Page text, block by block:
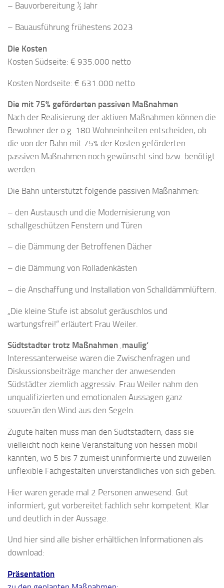
– Bauvorbereitung ½ Jahr
– Bauausführung frühestens 2023
Die Kosten
Kosten Südseite: € 935.000 netto
Kosten Nordseite: € 631.000 netto
Die mit 75% geförderten passiven Maßnahmen
Nach der Realisierung der aktiven Maßnahmen können die
Bewohner der o.g. 180 Wohneinheiten entscheiden, ob
die von der Bahn mit 75% der Kosten geförderten
passiven Maßnahmen noch gewünscht sind bzw. benötigt
werden.
Die Bahn unterstützt folgende passiven Maßnahmen:
– den Austausch und die Modernisierung von
schallgeschützen Fenstern und Türen
– die Dämmung der Betroffenen Dächer
– die Dämmung von Rolladenkästen
– die Anschaffung und Installation von Schalldämmlüftern.
„Die kleine Stufe ist absolut geräuschlos und
wartungsfrei!“ erläutert Frau Weiler.
Südtstadter trotz Maßnahmen ‚maulig‘
Interessanterweise waren die Zwischenfragen und
Diskussionsbeiträge mancher der anwesenden
Südstädter ziemlich aggressiv. Frau Weiler nahm den
unqualifizierten und emotionalen Aussagen ganz
souverän den Wind aus den Segeln.
Zugute halten muss man den Südtstadtern, dass sie
vielleicht noch keine Veranstaltung von hessen mobil
kannten, wo 5 bis 7 zumeist uninformierte und zuweilen
unflexible Fachgestalten unverständliches von sich geben.
Hier waren gerade mal 2 Personen anwesend. Gut
informiert, gut vorbereitet fachlich sehr kompetent. Klar
und deutlich in der Aussage.
Und hier sind alle bisher erhältlichen Informationen als
download:
Präsentation